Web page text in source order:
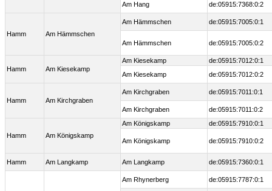
Am Hang de:05915:7368:0:2
Hamm Am Hämmschen
Am Hämmschen de:05915:7005:0:1
Am Hämmschen de:05915:7005:0:2
Hamm Am Kiesekamp
Am Kiesekamp
de:05915:7012:0:1
Am Kiesekamp
de:05915:7012:0:2
Hamm Am Kirchgraben
Am Kirchgraben de:05915:7011:0:1
Am Kirchgraben de:05915:7011:0:2
Hamm Am Königskamp
Am Königskamp de:05915:7910:0:1
Am Königskamp de:05915:7910:0:2
Hamm Am Langkamp Am Langkamp de:05915:7360:0:1
Am Rhynerberg de:05915:7787:0:1